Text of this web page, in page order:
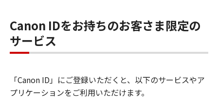
Canon IDをお持ちのお客さま限定の
サービス
「Canon ID」にご登録いただくと、以下のサービスやア
プリケーションをご利用いただけます。